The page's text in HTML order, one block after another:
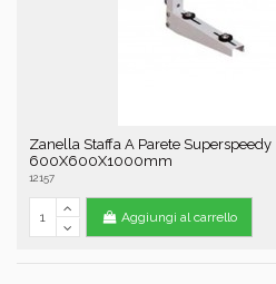
Zanella Staffa A Parete Superspeedy
600X600X1000mm
12157
Aggiungi al carrello